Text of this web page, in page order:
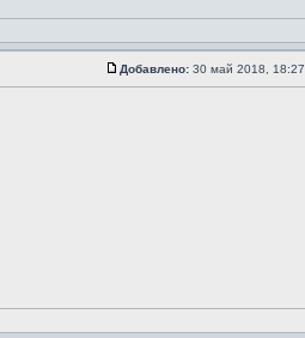
Добавлено: 30 май 2018, 18:27